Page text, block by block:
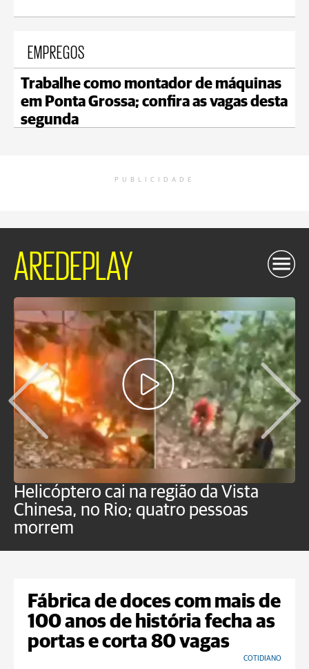
EMPREGOS
Trabalhe como montador de máquinas
em Ponta Grossa; confira as vagas desta
segunda
PUBLICIDADE
AREDEPLAY
Helicóptero cai na região da Vista
Chinesa, no Rio; quatro pessoas
morrem
Fábrica de doces com mais de
100 anos de história fecha as
portas e corta 80 vagas
COTIDIANO